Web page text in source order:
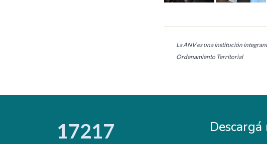
La ANV es una institución
Ordenamiento Territorial
17217